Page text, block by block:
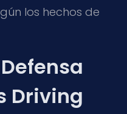
los hechos de
Driving